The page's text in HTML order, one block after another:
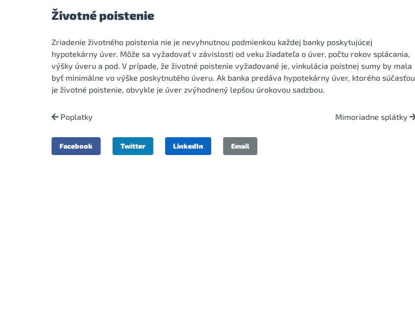
Životné poistenie
Zriadenie životného poistenia nie je nevyhnutnou podmienkou každej banky poskytujúcej
hypotekárny úver. Môže sa vyžadovať v závislosti od veku žiadateľa o úver, počtu rokov splácania,
výšky úveru a pod. V prípade, že životné poistenie vyžadované je, vinkulácia poistnej sumy by mala
byť minimálne vo výške poskytnutého úveru. Ak banka predáva hypotekárny úver, ktorého súčasťou
je životné poistenie, obvykle je úver zvýhodnený lepšou úrokovou sadzbou.
Poplatky Mimoriadne splátky
Facebook Twitter LinkedIn Email